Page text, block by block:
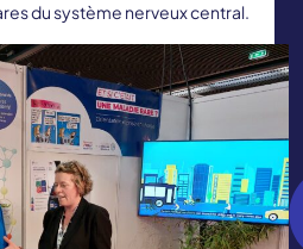
du système nerveux central.